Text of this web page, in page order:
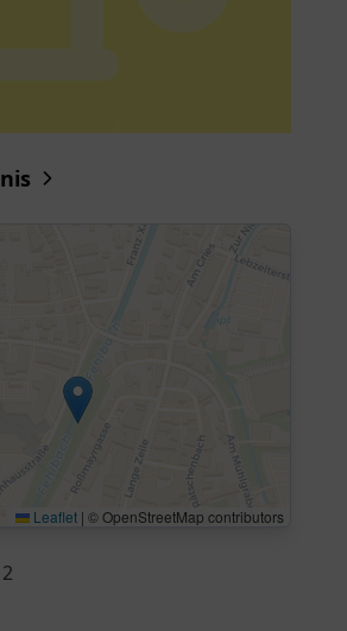
Leaflet | © OpenStreetMap contributors